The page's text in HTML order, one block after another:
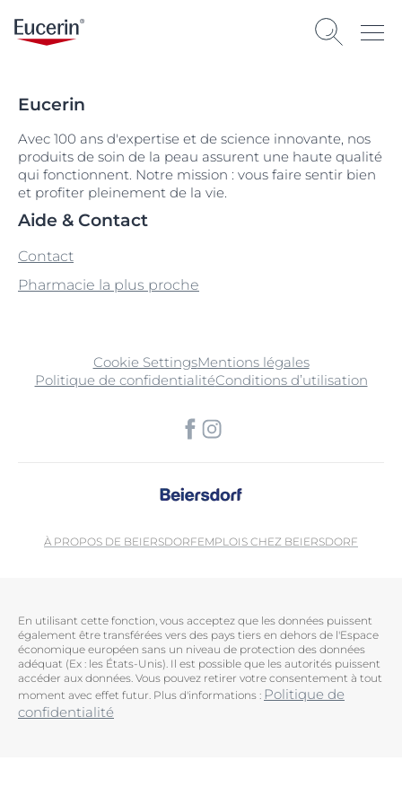
Eucerin
Avec 100 ans d'expertise et de science innovante, nos
produits de soin de la peau assurent une haute qualité
qui fonctionnent. Notre mission : vous faire sentir bien
et profiter pleinement de la vie.
Aide & Contact
Contact
Pharmacie la plus proche
Cookie SettingsMentions légales
Politique de confidentialitéConditions d’utilisation
À PROPOS DE BEIERSDORFEMPLOIS CHEZ BEIERSDORF
En utilisant cette fonction, vous acceptez que les données puissent
également être transférées vers des pays tiers en dehors de l'Espace
économique européen sans un niveau de protection des données
adéquat (Ex : les États-Unis). Il est possible que les autorités puissent
accéder aux données. Vous pouvez retirer votre consentement à tout
moment avec effet futur. Plus d'informations : Politique de
confidentialité